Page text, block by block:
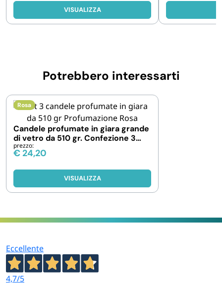
VISUALIZZA
Potrebbero interessarti
Rosa
Candele profumate in giara grande
di vetro da 510 gr. Confezione 3
pezzi
prezzo:
€ 24,20
VISUALIZZA
Eccellente
4,7/5